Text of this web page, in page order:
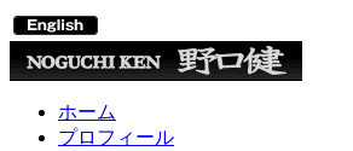
ホーム
プロフィール